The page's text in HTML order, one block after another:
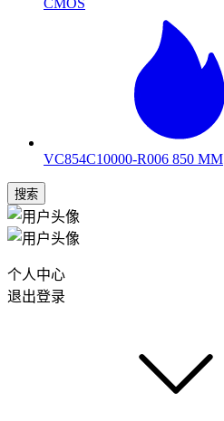
VC854C10000-R006 850 MM
搜索
个人中心
退出登录